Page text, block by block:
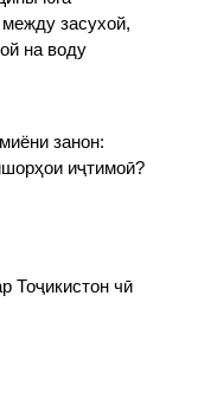
засухой,
на воду
занон:
иҷтимоӣ?
Тоҷикистон чӣ